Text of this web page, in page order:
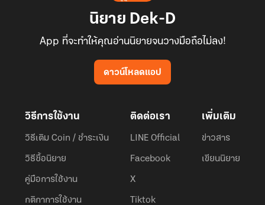
นิยาย Dek-D
App ที่จะทำให้คุณอ่านนิยายจนวางมือถือไม่ลง!
ดาวน์โหลดแอป
วิธีการใช้งาน
วิธีเติม Coin / ชำระเงิน
วิธีซื้อนิยาย
คู่มือการใช้งาน
กติกาการใช้งาน
ติดต่อเรา
LINE Official
Facebook
X
Tiktok
เพิ่มเติม
ข่าวสาร
เขียนนิยาย